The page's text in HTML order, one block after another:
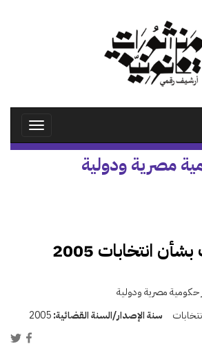
Toggle
مصرية ودولية
البيان الثالث بشأن انتخابات 2005
حكومية مصرية ودولية
سنة الإصدار/السنة القضائية:2005